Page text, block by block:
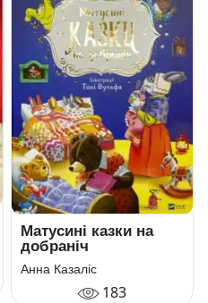
Матусині казки на
добраніч
Анна Казаліс
183